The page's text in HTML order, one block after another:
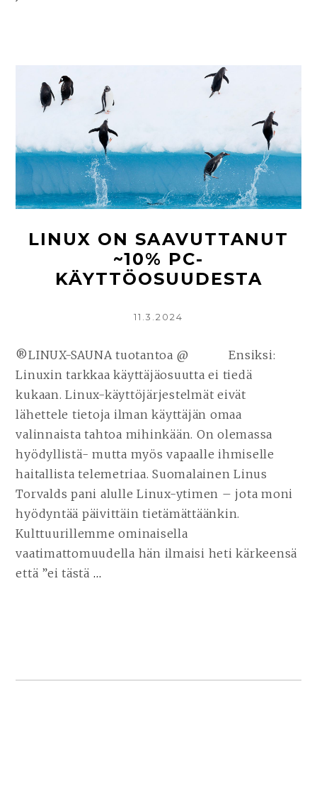
NOUSEE
NOPEAMMIN
JUURI
NYT?
LINUX ON SAAVUTTANUT
~10% PC-
KÄYTTÖOSUUDESTA
KIRJOITETTU
11.3.2024
®LINUX-SAUNA tuotantoa @ Ensiksi:
Linuxin tarkkaa käyttäjäosuutta ei tiedä
kukaan. Linux-käyttöjärjestelmät eivät
lähettele tietoja ilman käyttäjän omaa
valinnaista tahtoa mihinkään. On olemassa
hyödyllistä- mutta myös vapaalle ihmiselle
haitallista telemetriaa. Suomalainen Linus
Torvalds pani alulle Linux-ytimen – jota moni
hyödyntää päivittäin tietämättäänkin.
Kulttuurillemme ominaisella
vaatimattomuudella hän ilmaisi heti kärkeensä
että ”ei tästä …